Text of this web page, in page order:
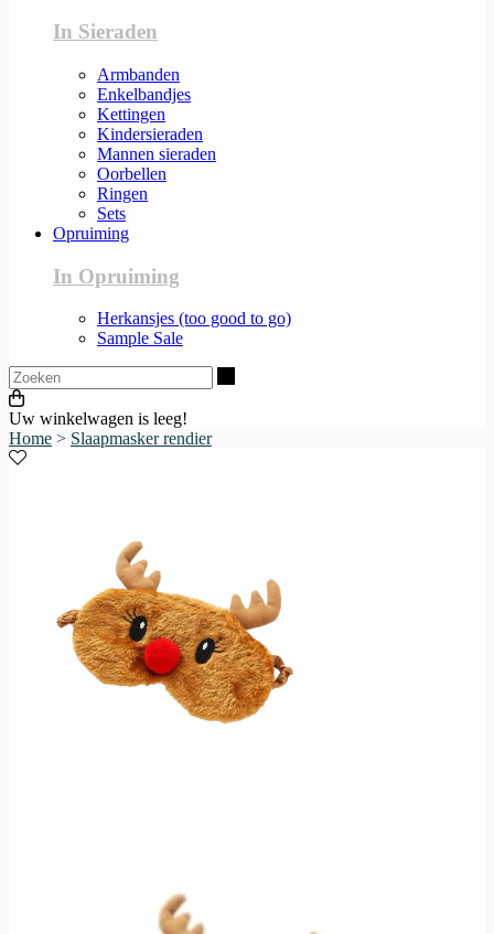
In Sieraden
Armbanden
Enkelbandjes
Kettingen
Kindersieraden
Mannen sieraden
Oorbellen
Ringen
Sets
Opruiming
In Opruiming
Herkansjes (too good to go)
Sample Sale
Uw winkelwagen is leeg!
Home > Slaapmasker rendier